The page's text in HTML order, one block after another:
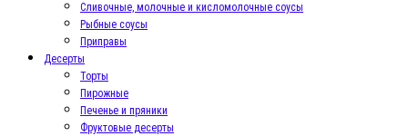
Сливочные, молочные и кисломолочные соусы
Рыбные соусы
Приправы
Десерты
Торты
Пирожные
Печенье и пряники
Фруктовые десерты